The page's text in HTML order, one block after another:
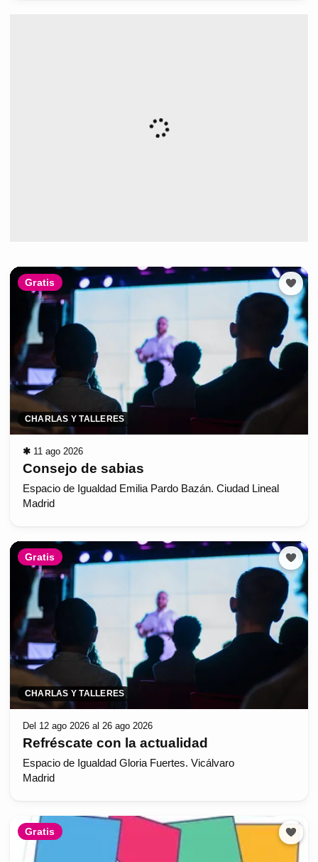
Gratis
CHARLAS Y TALLERES
✱ 11 ago 2026
Consejo de sabias
Espacio de Igualdad Emilia Pardo Bazán. Ciudad Lineal
Madrid
Gratis
CHARLAS Y TALLERES
Del 12 ago 2026 al 26 ago 2026
Refréscate con la actualidad
Espacio de Igualdad Gloria Fuertes. Vicálvaro
Madrid
Gratis